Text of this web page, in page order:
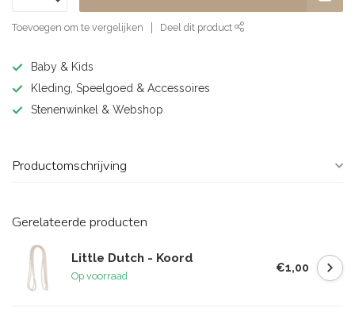
Toevoegen om te vergelijken Deel dit product
Baby & Kids
Kleding, Speelgoed & Accessoires
Stenenwinkel & Webshop
Productomschrijving
Gerelateerde producten
Little Dutch - Koord
Op voorraad
€1,00